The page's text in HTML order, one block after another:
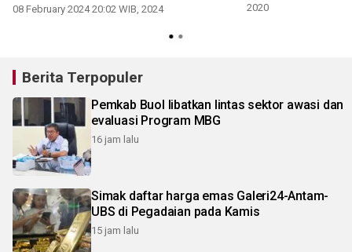
08 February 2024 20:02 WIB, 2024
2020
Berita Terpopuler
Pemkab Buol libatkan lintas sektor awasi dan
evaluasi Program MBG
16 jam lalu
Simak daftar harga emas Galeri24-Antam-
UBS di Pegadaian pada Kamis
15 jam lalu